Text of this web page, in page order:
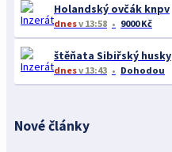
Holandský ovčák knpv
dnesv 13:58 9000 Kč
štěňata Sibiřský husky
dnesv 13:43 Dohodou
Nové články